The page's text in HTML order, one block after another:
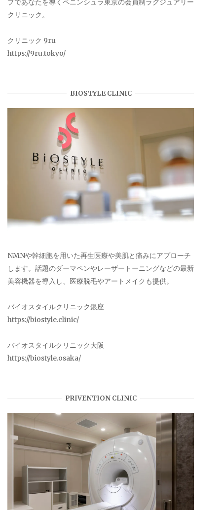
プであなたを導くペニンシュラ東京の会員制ラグジュアリー
クリニック。
クリニック 9ru
https://9ru.tokyo/
BIOSTYLE CLINIC
NMNや幹細胞を用いた再生医療や美肌と痛みにアプローチ
します。話題のダーマペンやレーザートーニングなどの最新
美容機器を導入し、医療脱毛やアートメイクも提供。
バイオスタイルクリニック銀座
https://biostyle.clinic/
バイオスタイルクリニック大阪
https://biostyle.osaka/
PRIVENTION CLINIC